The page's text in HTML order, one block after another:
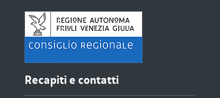
Recapiti e contatti